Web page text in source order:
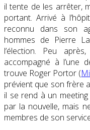
il tente de les arrêter,
portant. Arrivé à
reconnu dans son
hommes de Pierre
l’élection. Peu
accompagné à l’une
trouve Roger Portor (
prévient que son frère
il se rend à un
par la nouvelle, mais
membres de son